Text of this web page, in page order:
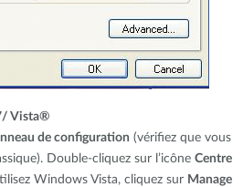
Vista®
de configuration (vérifiez que vous
Double-cliquez sur l’icône Centre
Windows Vista, cliquez sur Manage